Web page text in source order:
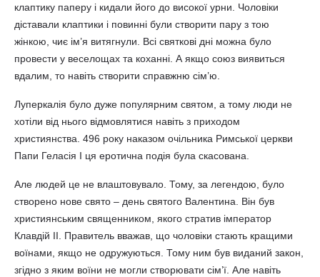
клаптику паперу і кидали його до високої урни. Чоловіки
діставали клаптики і повинні були створити пару з тою
жінкою, чиє ім’я витягнули. Всі святкові дні можна було
провести у веселощах та коханні. А якщо союз виявиться
вдалим, то навіть створити справжню сім’ю.
Луперкалія було дуже популярним святом, а тому люди не
хотіли від нього відмовлятися навіть з приходом
християнства. 496 року наказом очільника Римської церкви
Папи Геласія I ця еротична подія була скасована.
Але людей це не влаштовувало. Тому, за легендою, було
створено нове свято – день святого Валентина. Він був
християнським священником, якого стратив імператор
Клавдій II. Правитель вважав, що чоловіки стають кращими
воїнами, якщо не одружуються. Тому ним був виданий закон,
згідно з яким воїни не могли створювати сім’ї. Але навіть